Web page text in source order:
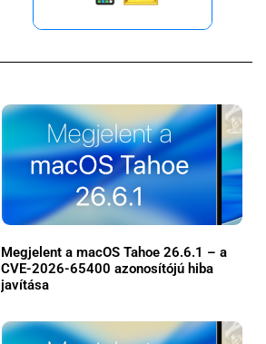
Megjelent a macOS Tahoe 26.6.1 – a
CVE-2026-65400 azonosítójú hiba
javítása